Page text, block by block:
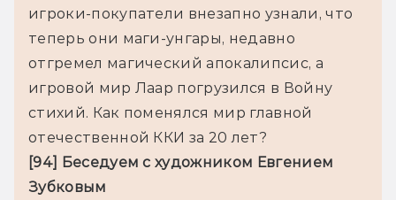
игроки-покупатели внезапно узнали, что
теперь они маги-унгары, недавно
отгремел магический апокалипсис, а
игровой мир Лаар погрузился в Войну
стихий. Как поменялся мир главной
[94] Беседуем с художником Евгением
Зубковым